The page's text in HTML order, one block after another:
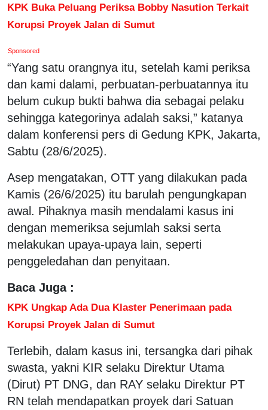
KPK Buka Peluang Periksa Bobby Nasution Terkait
Korupsi Proyek Jalan di Sumut
Sponsored
“Yang satu orangnya itu, setelah kami periksa
dan kami dalami, perbuatan-perbuatannya itu
belum cukup bukti bahwa dia sebagai pelaku
sehingga kategorinya adalah saksi,” katanya
dalam konferensi pers di Gedung KPK, Jakarta,
Sabtu (28/6/2025).
Asep mengatakan, OTT yang dilakukan pada
Kamis (26/6/2025) itu barulah pengungkapan
awal. Pihaknya masih mendalami kasus ini
dengan memeriksa sejumlah saksi serta
melakukan upaya-upaya lain, seperti
penggeledahan dan penyitaan.
Baca Juga :
KPK Ungkap Ada Dua Klaster Penerimaan pada
Korupsi Proyek Jalan di Sumut
Terlebih, dalam kasus ini, tersangka dari pihak
swasta, yakni KIR selaku Direktur Utama
(Dirut) PT DNG, dan RAY selaku Direktur PT
RN telah mendapatkan proyek dari Satuan